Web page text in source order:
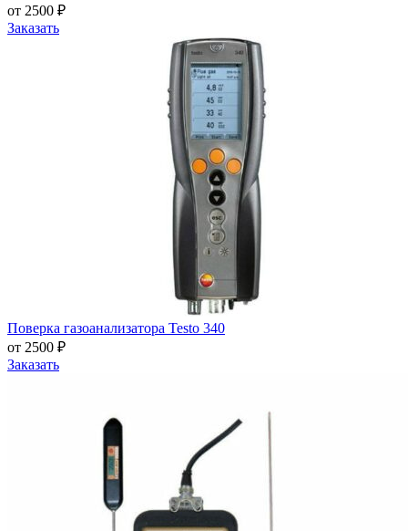
от 2500 ₽
Заказать
Поверка газоанализатора Testo 340
от 2500 ₽
Заказать